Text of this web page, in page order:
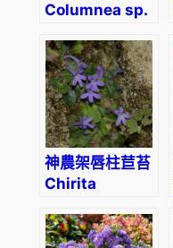
Columnea sp.
神農架唇柱苣苔
Chirita